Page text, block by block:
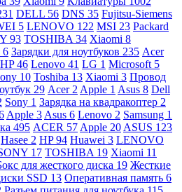
DELL 56 DNS 35 Fujitsu-Siemens
5 LENOVO 122 MSI 23 Packard
93 TOSHIBA 34 Xiaomi 8
6 Зарядки для ноутбуков 235 Acer
HP46 Lenovo 41 LG 1 Microsoft 5
10 Toshiba 13 Xiaomi 3 Провод
29 Acer 2 Apple 1 Asus 8 Dell
Sony 1 Зарядка на квадракоптер 2
Apple 3 Asus 6 Lenovo 2 Samsung 1
495 ACER 57 Apple 20 ASUS 123
Hasee 2 HP94 Huawei 3 LENOVO
17 TOSHIBA 19 Xiaomi 11
для жесткого диска 19 Жесткие
SSD 13 Оперативная память 6